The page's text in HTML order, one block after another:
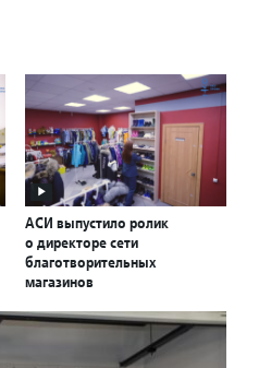
АСИ выпустило ролик
о директоре сети
благотворительных
магазинов